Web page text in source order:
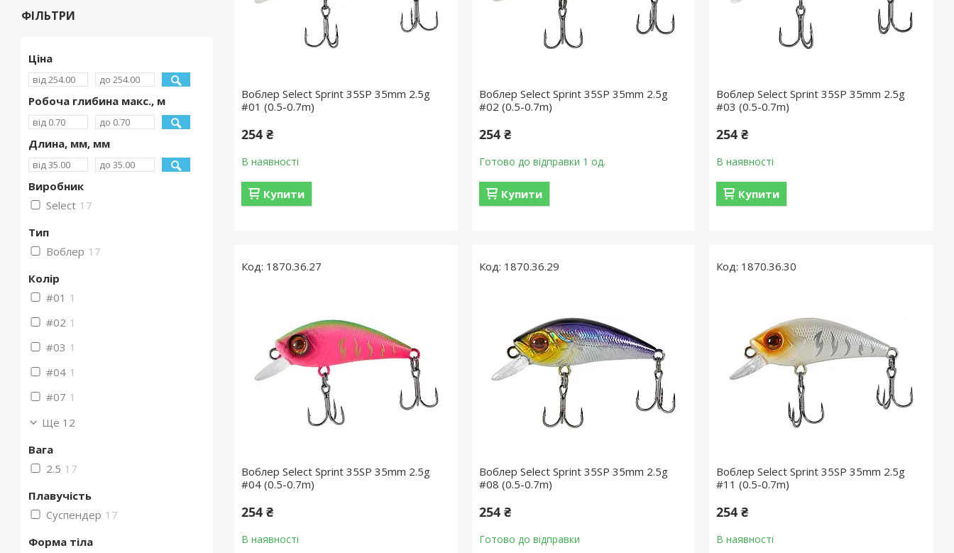
Воблер Select Sprint 35SP 35mm 2.5g
#01 (0.5-0.7m)
254 ₴
В наявності
Купити
Воблер Select Sprint 35SP 35mm 2.5g
#02 (0.5-0.7m)
254 ₴
Готово до відправки 1 од.
Купити
Воблер Select Sprint 35SP 35mm 2.5g
#03 (0.5-0.7m)
254 ₴
В наявності
Купити
1870.36.27
Воблер Select Sprint 35SP 35mm 2.5g
#04 (0.5-0.7m)
254 ₴
В наявності
1870.36.29
Воблер Select Sprint 35SP 35mm 2.5g
#08 (0.5-0.7m)
254 ₴
Готово до відправки
1870.36.30
Воблер Select Sprint 35SP 35mm 2.5g
#11 (0.5-0.7m)
254 ₴
В наявності
ФІЛЬТРИ
Ціна
Робоча глибина макс., м
Длина, мм, мм
Виробник
Select 17
Тип
Воблер 17
Колір
#01 1
#02 1
#03 1
#04 1
#07 1
Ще 12
Вага
2.5 17
Плавучість
Суспендер 17
Форма тіла